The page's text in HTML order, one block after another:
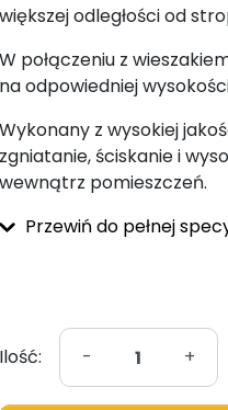
większej odległości od
W połączeniu z
na odpowiedniej
Wykonany z wysokiej
zgniatanie, ściskanie i
wewnątrz pomieszczeń.
Przewiń do pełnej
Ilość: - +